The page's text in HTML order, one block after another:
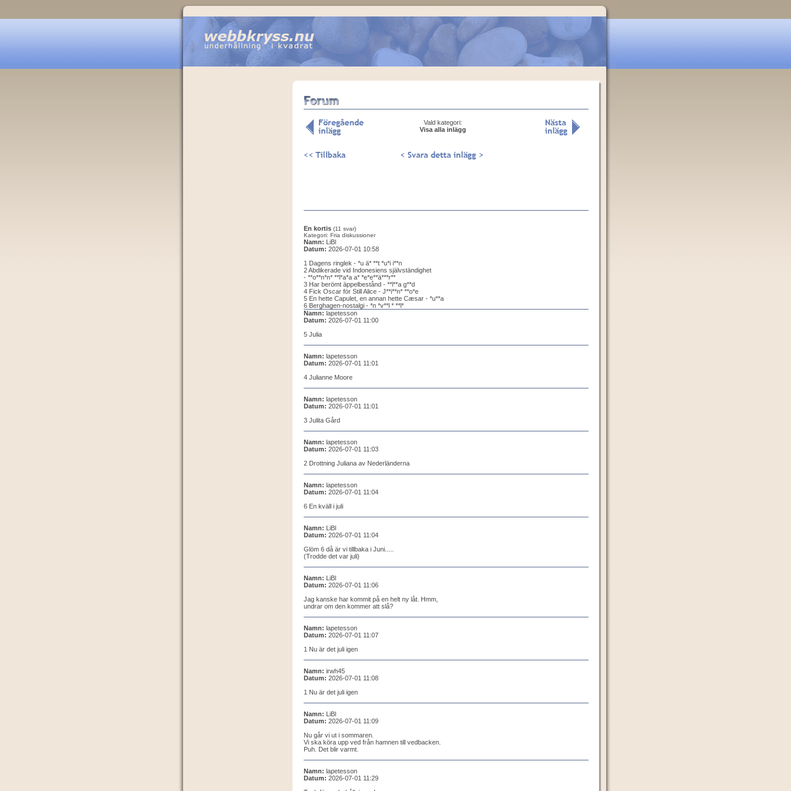
Vald kategori:
Visa alla inlägg
En kortis (11 svar)
Kategori: Fria diskussioner
Namn: LiBl
Datum: 2026-07-01 10:58
1 Dagens ringlek - *u ä* **t *u*i i**n
2 Abdikerade vid Indonesiens självständighet
- **o**n*n* **l*a*a a* *e*e**ä***r**
3 Har berömt äppelbestånd - **l**a g**d
4 Fick Oscar för Still Alice - J**i**n* **o*e
5 En hette Capulet, en annan hette Cæsar - *u**a
6 Berghagen-nostalgi - *n *v**l * **l*
Namn: lapetesson
Datum: 2026-07-01 11:00
5 Julia
Namn: lapetesson
Datum: 2026-07-01 11:01
4 Julianne Moore
Namn: lapetesson
Datum: 2026-07-01 11:01
3 Julita Gård
Namn: lapetesson
Datum: 2026-07-01 11:03
2 Drottning Juliana av Nederländerna
Namn: lapetesson
Datum: 2026-07-01 11:04
6 En kväll i juli
Namn: LiBl
Datum: 2026-07-01 11:04
Glöm 6 då är vi tillbaka i Juni.....
(Trodde det var juli)
Namn: LiBl
Datum: 2026-07-01 11:06
Jag kanske har kommit på en helt ny låt. Hmm,
undrar om den kommer att slå?
Namn: lapetesson
Datum: 2026-07-01 11:07
1 Nu är det juli igen
Namn: irwh45
Datum: 2026-07-01 11:08
1 Nu är det juli igen
Namn: LiBl
Datum: 2026-07-01 11:09
Nu går vi ut i sommaren.
Vi ska köra upp ved från hamnen till vedbacken.
Puh. Det blir varmt.
Namn: lapetesson
Datum: 2026-07-01 11:29